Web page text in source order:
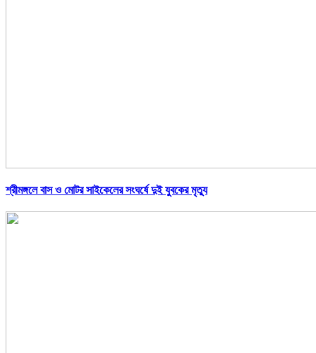
শ্রীমঙ্গলে বাস ও মোটর সাইকেলের সংঘর্ষে দুই যুবকের মৃত্যু